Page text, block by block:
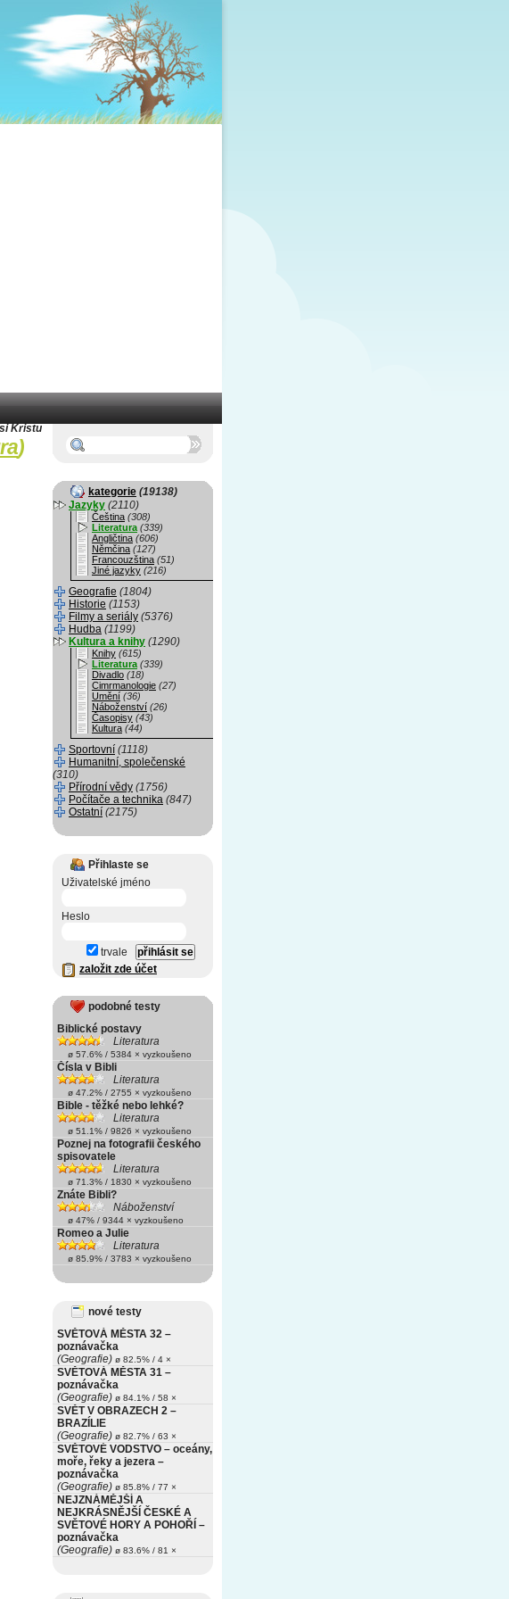
Kristu
)
kategorie (19138)
Jazyky (2110)
Čeština (308)
Literatura (339)
Angličtina (606)
Němčina (127)
Francouzština (51)
Jiné jazyky (216)
Geografie (1804)
Historie (1153)
Filmy a seriály (5376)
Hudba (1199)
Kultura a knihy (1290)
Knihy (615)
Literatura (339)
Divadlo (18)
Cimrmanologie (27)
Umění (36)
Náboženství (26)
Časopisy (43)
Kultura (44)
Sportovní (1118)
Humanitní, společenské
(310)
Přírodní vědy (1756)
Počítače a technika (847)
Ostatní (2175)
Přihlaste se
Uživatelské jméno
Heslo
trvale
založit zde účet
podobné testy
Biblické postavy
Literatura
ø 57.6% / 5384 × vyzkoušeno
Čísla v Bibli
Literatura
ø 47.2% / 2755 × vyzkoušeno
Bible - těžké nebo lehké?
Literatura
ø 51.1% / 9826 × vyzkoušeno
Poznej na fotografii českého
spisovatele
Literatura
ø 71.3% / 1830 × vyzkoušeno
Znáte Bibli?
Náboženství
ø 47% / 9344 × vyzkoušeno
Romeo a Julie
Literatura
ø 85.9% / 3783 × vyzkoušeno
nové testy
SVĚTOVÁ MĚSTA 32 –
poznávačka
(Geografie) ø 82.5% / 4 ×
SVĚTOVÁ MĚSTA 31 –
poznávačka
(Geografie) ø 84.1% / 58 ×
SVĚT V OBRAZECH 2 –
BRAZÍLIE
(Geografie) ø 82.7% / 63 ×
SVĚTOVÉ VODSTVO – oceány,
moře, řeky a jezera –
poznávačka
(Geografie) ø 85.8% / 77 ×
NEJZNÁMĚJŠÍ A
NEJKRÁSNĚJŠÍ ČESKÉ A
SVĚTOVÉ HORY A POHOŘÍ –
poznávačka
(Geografie) ø 83.6% / 81 ×